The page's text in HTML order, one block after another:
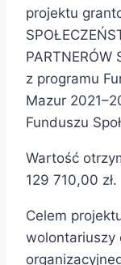
projektu
PARTNERÓW
z programu
Mazur
Funduszu
Wartość
129 710,00 zł.
Celem
wolontariuszy